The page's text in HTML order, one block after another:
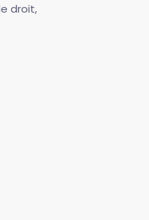
droit,